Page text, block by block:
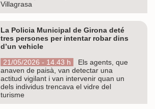
Villagrasa
La Policia Municipal de Girona deté
tres persones per intentar robar dins
d’un vehicle
21/05/2026 - 14.43 h
Els agents, que
anaven de paisà, van detectar una
actitud vigilant i van intervenir quan un
dels individus trencava el vidre del
turisme